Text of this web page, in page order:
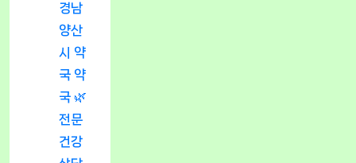
경남
양산
시 약
국 약
국 🌿
전문
건강